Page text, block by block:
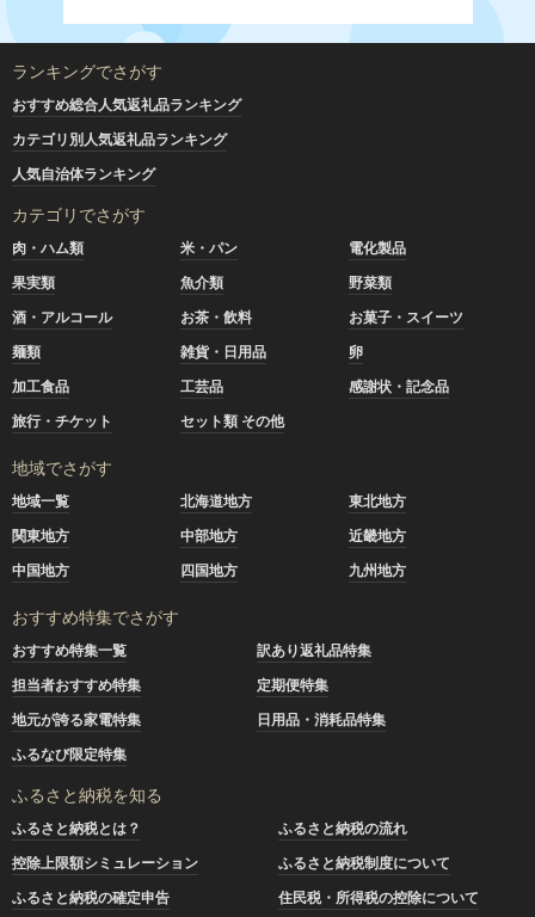
ランキングでさがす
おすすめ総合人気返礼品ランキング
カテゴリ別人気返礼品ランキング
人気自治体ランキング
カテゴリでさがす
肉・ハム類 米・パン
電化製品
果実類
魚介類
野菜類
酒・アルコール
お茶・飲料
お菓子・スイーツ
麺類
雑貨・日用品
卵
加工食品
工芸品
感謝状・記念品
旅行・チケット
セット類 その他
地域でさがす
地域一覧 北海道地方
東北地方
関東地方
中部地方
近畿地方
中国地方
四国地方 九州地方
おすすめ特集でさがす
おすすめ特集一覧
訳あり返礼品特集
担当者おすすめ特集
定期便特集
地元が誇る家電特集
日用品・消耗品特集
ふるなび限定特集
ふるさと納税を知る
ふるさと納税とは？
ふるさと納税の流れ
控除上限額シミュレーション
ふるさと納税制度について
ふるさと納税の確定申告
住民税・所得税の控除について